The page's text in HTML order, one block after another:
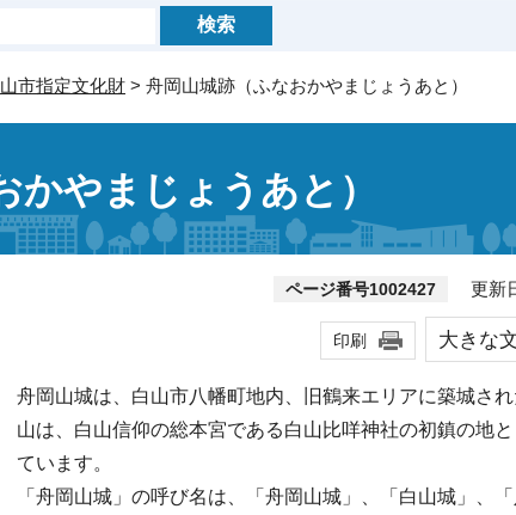
市指定文化財 > 舟岡山城跡（ふなおかやまじょうあと）
かやまじょうあと）
ページ番号1002427 更新
印刷 大きな
舟岡山城は、白山市八幡町地内、旧鶴来エリアに築城さ
山は、白山信仰の総本宮である白山比咩神社の初鎮の地
ています。
「舟岡山城」の呼び名は、「舟岡山城」、「白山城」、